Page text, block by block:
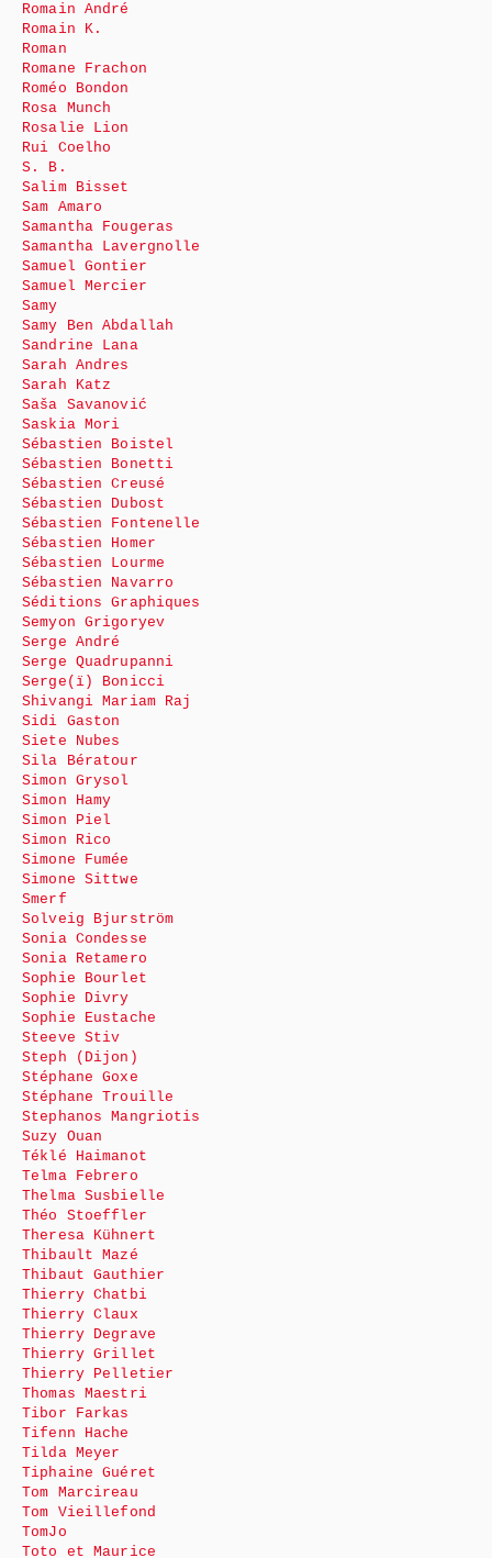
Romain André
Romain K.
Roman
Romane Frachon
Roméo Bondon
Rosa Munch
Rosalie Lion
Rui Coelho
S. B.
Salim Bisset
Sam Amaro
Samantha Fougeras
Samantha Lavergnolle
Samuel Gontier
Samuel Mercier
Samy
Samy Ben Abdallah
Sandrine Lana
Sarah Andres
Sarah Katz
Saša Savanović
Saskia Mori
Sébastien Boistel
Sébastien Bonetti
Sébastien Creusé
Sébastien Dubost
Sébastien Fontenelle
Sébastien Homer
Sébastien Lourme
Sébastien Navarro
Séditions Graphiques
Semyon Grigoryev
Serge André
Serge Quadrupanni
Serge(ï) Bonicci
Shivangi Mariam Raj
Sidi Gaston
Siete Nubes
Sila Bératour
Simon Grysol
Simon Hamy
Simon Piel
Simon Rico
Simone Fumée
Simone Sittwe
Smerf
Solveig Bjurström
Sonia Condesse
Sonia Retamero
Sophie Bourlet
Sophie Divry
Sophie Eustache
Steeve Stiv
Steph (Dijon)
Stéphane Goxe
Stéphane Trouille
Stephanos Mangriotis
Suzy Ouan
Téklé Haimanot
Telma Febrero
Thelma Susbielle
Théo Stoeffler
Theresa Kühnert
Thibault Mazé
Thibaut Gauthier
Thierry Chatbi
Thierry Claux
Thierry Degrave
Thierry Grillet
Thierry Pelletier
Thomas Maestri
Tibor Farkas
Tifenn Hache
Tilda Meyer
Tiphaine Guéret
Tom Marcireau
Tom Vieillefond
TomJo
Toto et Maurice